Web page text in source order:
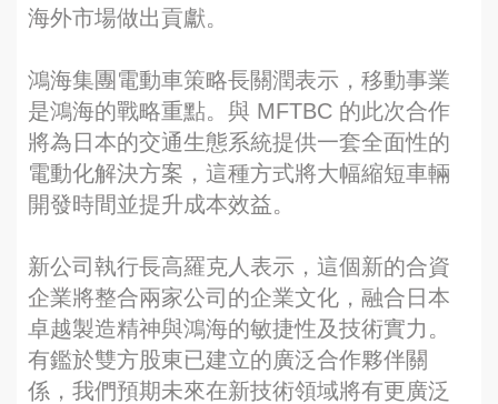
海外市場做出貢獻。
鴻海集團電動車策略長關潤表示，移動事業
是鴻海的戰略重點。與 MFTBC 的此次合作
將為日本的交通生態系統提供一套全面性的
電動化解決方案，這種方式將大幅縮短車輛
開發時間並提升成本效益。
新公司執行長高羅克人表示，這個新的合資
企業將整合兩家公司的企業文化，融合日本
卓越製造精神與鴻海的敏捷性及技術實力。
有鑑於雙方股東已建立的廣泛合作夥伴關
係，我們預期未來在新技術領域將有更廣泛